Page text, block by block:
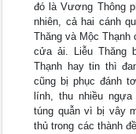
đó là Vương Thông
nhiên, cả hai cánh
Thăng và Mộc Thạnh
cửa ải. Liễu Thăng
Thạnh hay tin thì
cũng bị phục đánh
lính, thu nhiều
túng quẫn vì bị vây
thủ trong các thành